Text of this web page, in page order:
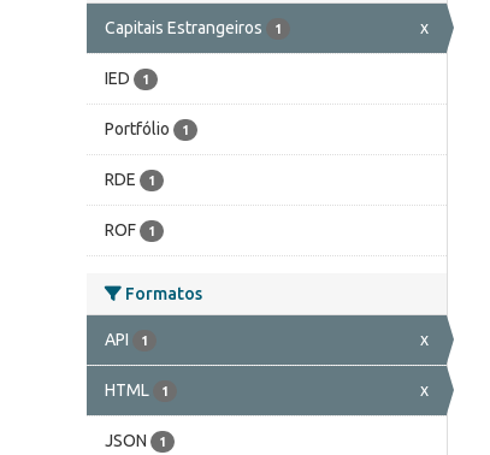
Capitais Estrangeiros 1 x
IED 1
Portfólio 1
RDE 1
ROF 1
Formatos
API 1 x
HTML 1 x
JSON 1